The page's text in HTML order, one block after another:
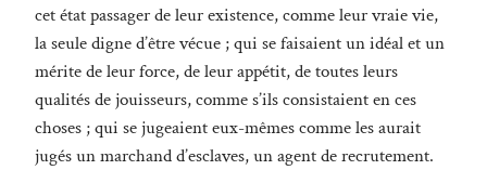
cet état passager de leur existence, comme leur vraie vie,
la seule digne d’être vécue ; qui se faisaient un idéal et un
mérite de leur force, de leur appétit, de toutes leurs
qualités de jouisseurs, comme s’ils consistaient en ces
choses ; qui se jugeaient eux-mêmes comme les aurait
jugés un marchand d’esclaves, un agent de recrutement.